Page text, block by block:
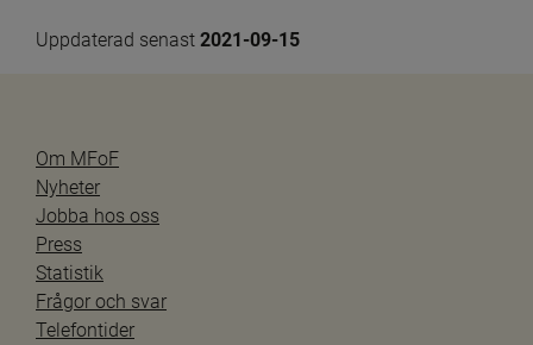
Uppdaterad senast 2021-09-15
Om MFoF
Nyheter
Jobba hos oss
Press
Statistik
Frågor och svar
Telefontider